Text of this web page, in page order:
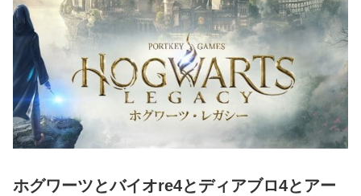
ホグワーツとバイオre4とディアブロ4とアー